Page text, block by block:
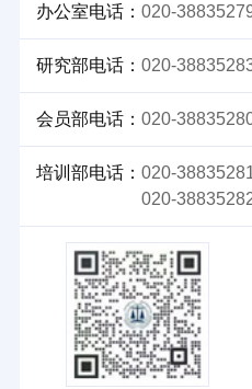
办公室电话： 020-
研究部电话： 020-
会员部电话： 020-
培训部电话： 020-
020-